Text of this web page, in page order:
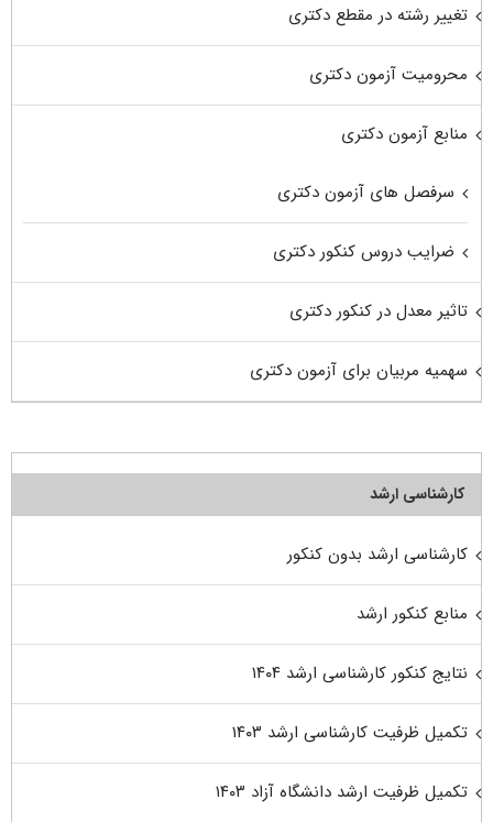
تغییر رشته در مقطع دکتری
محرومیت آزمون دکتری
منابع آزمون دکتری
سرفصل های آزمون دکتری
ضرایب دروس کنکور دکتری
تاثیر معدل در کنکور دکتری
سهمیه مربیان برای آزمون دکتری
کارشناسی ارشد
کارشناسی ارشد بدون کنکور
منابع کنکور ارشد
نتایج کنکور کارشناسی ارشد ۱۴۰۴
تکمیل ظرفیت کارشناسی ارشد ۱۴۰۳
تکمیل ظرفیت ارشد دانشگاه آزاد ۱۴۰۳